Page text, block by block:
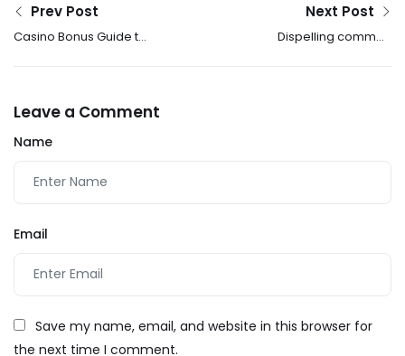
Prev Post
Casino Bonus Guide to
Next Post
Dispelling common
Leave a Comment
Name
Email
Save my name, email, and website in this browser for
the next time I comment.